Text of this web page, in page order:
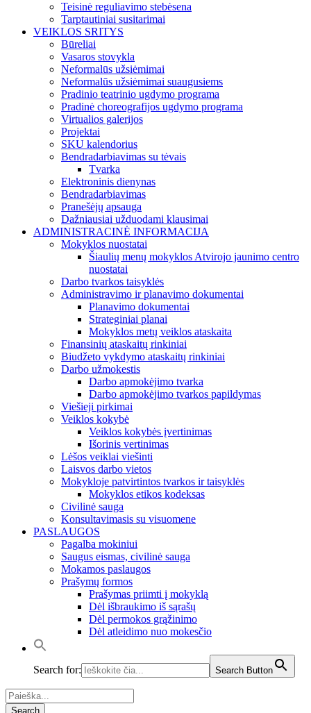
Teisinė reguliavimo stebėsena
Tarptautiniai susitarimai
VEIKLOS SRITYS
Būreliai
Vasaros stovykla
Neformalūs užsiėmimai
Neformalūs užsiėmimai suaugusiems
Pradinio teatrinio ugdymo programa
Pradinė choreografijos ugdymo programa
Virtualios galerijos
Projektai
SKU kalendorius
Bendradarbiavimas su tėvais
Tvarka
Elektroninis dienynas
Bendradarbiavimas
Pranešėjų apsauga
Dažniausiai užduodami klausimai
ADMINISTRACINĖ INFORMACIJA
Mokyklos nuostatai
Šiaulių menų mokyklos Atvirojo jaunimo centro
nuostatai
Darbo tvarkos taisyklės
Administravimo ir planavimo dokumentai
Planavimo dokumentai
Strateginiai planai
Mokyklos metų veiklos ataskaita
Finansinių ataskaitų rinkiniai
Biudžeto vykdymo ataskaitų rinkiniai
Darbo užmokestis
Darbo apmokėjimo tvarka
Darbo apmokėjimo tvarkos papildymas
Viešieji pirkimai
Veiklos kokybė
Veiklos kokybės įvertinimas
Išorinis vertinimas
Lėšos veiklai viešinti
Laisvos darbo vietos
Mokykloje patvirtintos tvarkos ir taisyklės
Mokyklos etikos kodeksas
Civilinė sauga
Konsultavimasis su visuomene
PASLAUGOS
Pagalba mokiniui
Saugus eismas, civilinė sauga
Mokamos paslaugos
Prašymų formos
Prašymas priimti į mokyklą
Dėl išbraukimo iš sąrašų
Dėl permokos grąžinimo
Dėl atleidimo nuo mokesčio
Search for: Search Button